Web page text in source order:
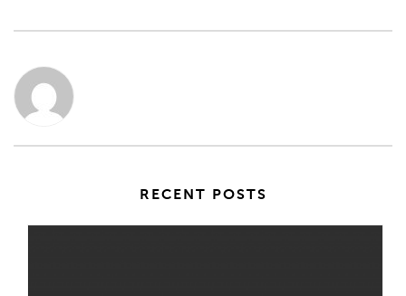
RECENT POSTS